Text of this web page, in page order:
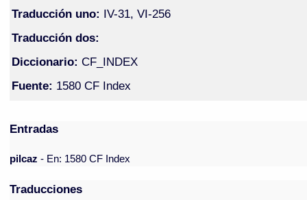
Traducción uno: IV-31, VI-256
Traducción dos:
Diccionario: CF_INDEX
Fuente: 1580 CF Index
Entradas
pilcaz- En: 1580 CF Index
Traducciones